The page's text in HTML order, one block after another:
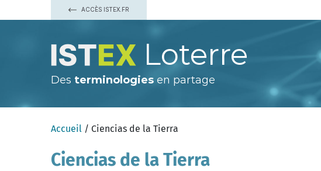
ACCÈS ISTEX.FR
Loterre
Des terminologies en partage
Accueil / Ciencias de la Tierra
Ciencias de la Tierra